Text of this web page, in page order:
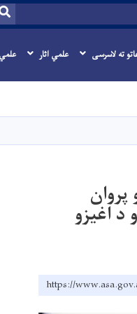
ته لاسرسی علمي اثار
پروان
د اغیزو
https://